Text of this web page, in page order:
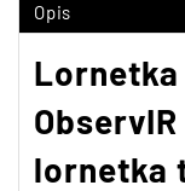
Opis
Lornetka
lornetka